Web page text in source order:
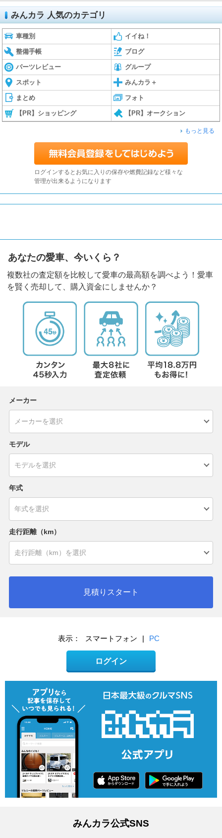
みんカラ 人気のカテゴリ
車種別 イイね！
整備手帳 ブログ
パーツレビュー グループ
スポット みんカラ＋
まとめ フォト
【PR】ショッピング 【PR】オークション
もっと見る
ログインするとお気に入りの保存や燃費記録など様々な
管理が出来るようになります
あなたの愛車、今いくら？
複数社の査定額を比較して愛車の最高額を調べよう！愛車
を賢く売却して、購入資金にしませんか？
メーカー
モデル
年式
走行距離（km）
見積りスタート
表示： スマートフォン | PC
ログイン
みんカラ公式SNS